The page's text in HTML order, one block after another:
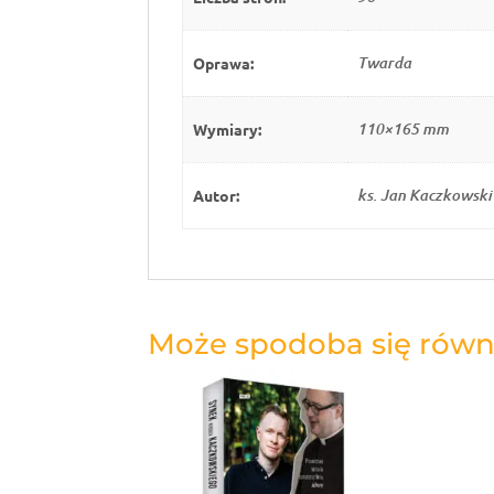
Oprawa: Twarda
Wymiary: 110×165 mm
Autor: ks. Jan Kaczkowski
Może spodoba się